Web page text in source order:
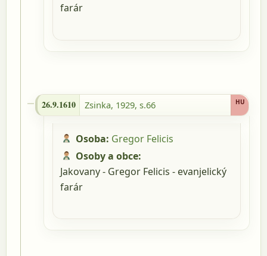
farár
26.9.1610 - Zsinka, 1929, s.66
26.9.1610 Zsinka, 1929, s.66 HU
Osoba: Gregor Felicis
Osoby a obce:
Jakovany - Gregor Felicis - evanjelický
farár